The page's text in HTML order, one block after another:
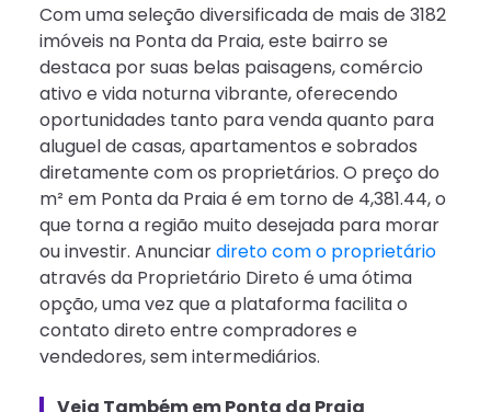
Com uma seleção diversificada de mais de 3182
imóveis na Ponta da Praia, este bairro se
destaca por suas belas paisagens, comércio
ativo e vida noturna vibrante, oferecendo
oportunidades tanto para venda quanto para
aluguel de casas, apartamentos e sobrados
diretamente com os proprietários. O preço do
m² em Ponta da Praia é em torno de 4,381.44, o
que torna a região muito desejada para morar
ou investir. Anunciardireto com o proprietário
através da Proprietário Direto é uma ótima
opção, uma vez que a plataforma facilita o
contato direto entre compradores e
vendedores, sem intermediários.
Veja Também em Ponta da Praia